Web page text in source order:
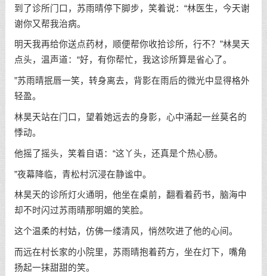
到了诊所门口，苏雨晴停下脚步，笑着说：“林医生，今天谢
谢你又帮我治病。
明天我再给你送点药材，顺便帮你收拾诊所，行不？”林昊天
点头，温声道：“好，有你帮忙，我这诊所算是省心了。
”苏雨晴抿唇一笑，转身离去，背影在雨后的微光中显得格外
轻盈。
林昊天站在门口，望着她远去的身影，心中涌起一丝莫名的
悸动。
他摇了摇头，笑着自语：“这丫头，还真是个热心肠。
”夜幕降临，青松村沉浸在静谧中。
林昊天的诊所灯火通明，他坐在桌前，翻看着药书，脑海中
却不时闪过苏雨晴那明媚的笑脸。
这个温柔的村姑，仿佛一缕清风，悄然吹进了他的心间。
而远在村长家的小院里，苏雨晴抱着药方，坐在灯下，嘴角
扬起一抹甜甜的笑。